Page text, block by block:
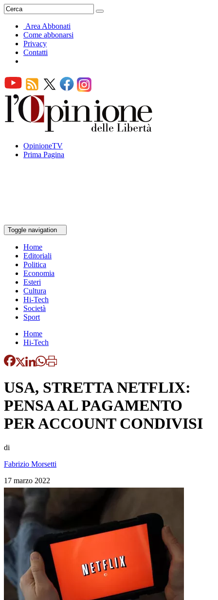
Area Abbonati
Come abbonarsi
Privacy
Contatti
OpinioneTV
Prima Pagina
Toggle navigation
Home
Editoriali
Politica
Economia
Esteri
Cultura
Hi-Tech
Società
Sport
Home
Hi-Tech
USA, STRETTA NETFLIX:
PENSA AL PAGAMENTO
PER ACCOUNT CONDIVISI
di
Fabrizio Morsetti
17 marzo 2022